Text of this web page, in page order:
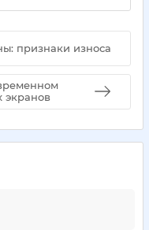
признаки износа
экранов